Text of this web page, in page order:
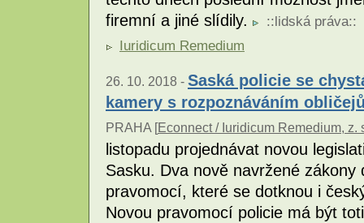
firemní a jiné slídily.
::lidská práva::
Iuridicum Remedium
26. 10. 2018 - Saská policie se
kamery s rozpoznáváním
PRAHA [Econnect / Iuridicum Remedium, z.
listopadu projednávat novou
Sasku. Dva nově navržené
pravomocí, které se dotknou i
Novou pravomocí policie má být